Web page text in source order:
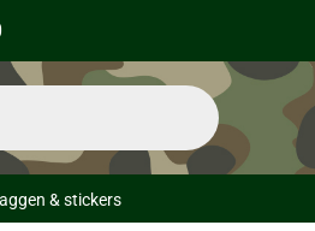
& stickers